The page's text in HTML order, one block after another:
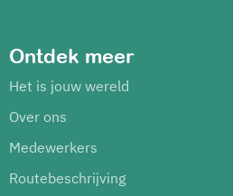
Ontdek meer
Het is jouw wereld
Over ons
Medewerkers
Routebeschrijving